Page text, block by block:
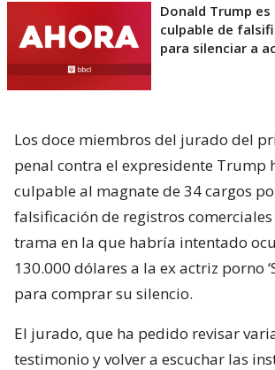
Donald Trump
culpable de
para silenciar a
Los doce miembros del jurado del
penal contra el expresidente Trump
culpable al magnate de 34 cargos
falsificación de registros
trama en la que habría intentado
130.000 dólares a la ex actriz porno
para comprar su silencio.
El jurado, que ha pedido revisar
testimonio y volver a escuchar las